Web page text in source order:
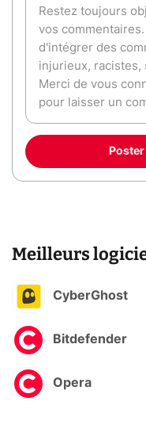
Meilleurs
CyberGhost
Bitdefender
Opera